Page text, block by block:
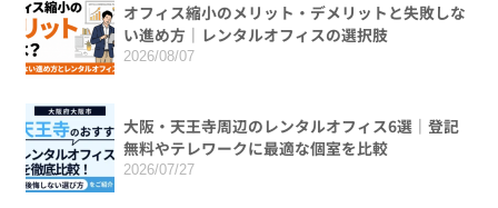
オフィス縮小のメリット・デメリットと失敗しな
い進め方｜レンタルオフィスの選択肢
2026/08/07
大阪・天王寺周辺のレンタルオフィス6選｜登記
無料やテレワークに最適な個室を比較
2026/07/27